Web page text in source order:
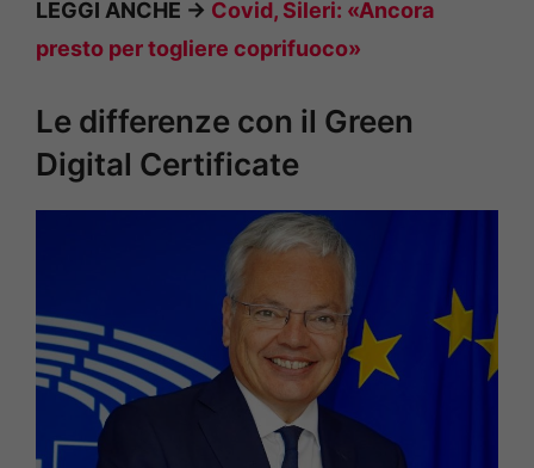
LEGGI ANCHE -> Covid, Sileri: «Ancora
presto per togliere coprifuoco»
Le differenze con il Green
Digital Certificate